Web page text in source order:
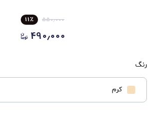
۵۵۰٫۰۰۰ ۱۱٪
۴۹۰٫۰۰۰
رنگ
کرم